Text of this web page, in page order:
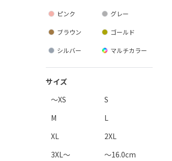
ピンク グレー
ブラウン ゴールド
シルバー マルチカラー
サイズ
～XS
S
M
L
XL
2XL
3XL～
～16.0cm